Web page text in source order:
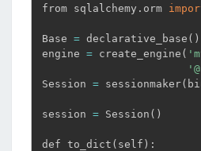
from sqlalchemy.orm
Base = declarative_base ( )
engine = create_engine (
Session = sessionmaker(
session = Session ( )
def to_dict ( self ) :